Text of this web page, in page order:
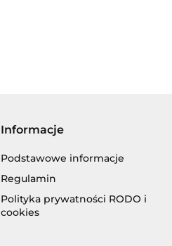
Informacje
Podstawowe informacje
Regulamin
Polityka prywatności RODO i
cookies